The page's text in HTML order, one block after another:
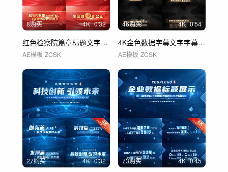
8购买 4K 0'32
红色检察院篇章标题文字片花 01
AE模板 ZCSK
46购买 4K 0'54
4K金色数据字幕文字字幕条 01
AE模板 ZCSK
27购买 4K 0'32 73购买 4K 0'45